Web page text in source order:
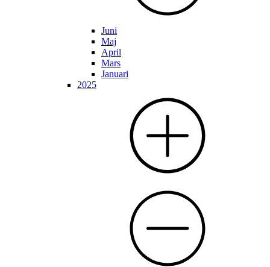
Juni
Maj
April
Mars
Januari
2025